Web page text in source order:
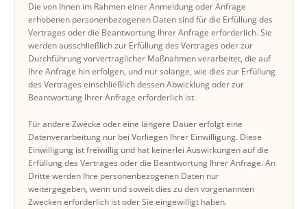
Die von Ihnen im Rahmen einer Anmeldung oder Anfrage
erhobenen personenbezogenen Daten sind für die Erfüllung des
Vertrages oder die Beantwortung Ihrer Anfrage erforderlich. Sie
werden ausschließlich zur Erfüllung des Vertrages oder zur
Durchführung vorvertraglicher Maßnahmen verarbeitet, die auf
Ihre Anfrage hin erfolgen, und nur solange, wie dies zur Erfüllung
des Vertrages einschließlich dessen Abwicklung oder zur
Beantwortung Ihrer Anfrage erforderlich ist.
Für andere Zwecke oder eine längere Dauer erfolgt eine
Datenverarbeitung nur bei Vorliegen Ihrer Einwilligung. Diese
Einwilligung ist freiwillig und hat keinerlei Auswirkungen auf die
Erfüllung des Vertrages oder die Beantwortung Ihrer Anfrage. An
Dritte werden Ihre personenbezogenen Daten nur
weitergegeben, wenn und soweit dies zu den vorgenannten
Zwecken erforderlich ist oder Sie eingewilligt haben.